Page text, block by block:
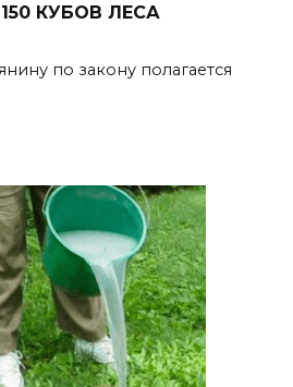
КУБОВ ЛЕСА
по закону полагается